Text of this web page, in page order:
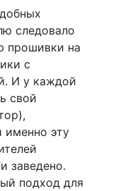
следовало
прошивки на
с
И у каждой
свой
именно эту
заведено.
подход для